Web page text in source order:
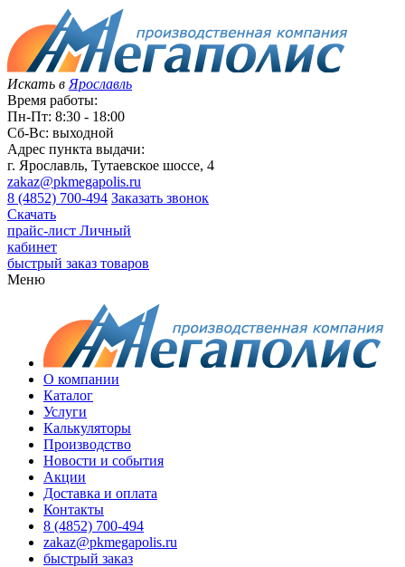
Искать в Ярославль
Время работы:
Пн-Пт: 8:30 - 18:00
Сб-Вс: выходной
Адрес пункта выдачи:
г. Ярославль, Тутаевское шоссе, 4
zakaz@pkmegapolis.ru
8 (4852) 700-494 Заказать звонок
Скачать
прайс-лист Личный
кабинет
быстрый заказ товаров
Меню
О компании
Каталог
Услуги
Калькуляторы
Производство
Новости и события
Акции
Доставка и оплата
Контакты
8 (4852) 700-494
zakaz@pkmegapolis.ru
быстрый заказ